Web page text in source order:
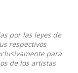
por las leyes de
respectivos
para
de los artistas